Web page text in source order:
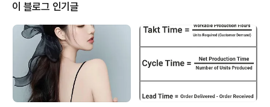
이 블로그 인기글